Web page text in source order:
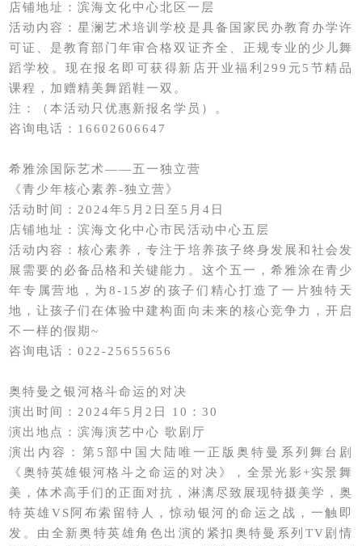
店铺地址：滨海文化中心北区一层
活动内容：星澜艺术培训学校是具备国家民办教育办学许
可证、是教育部门年审合格双证齐全、正规专业的少儿舞
蹈学校。现在报名即可获得新店开业福利299元5节精品
课程，加赠精美舞蹈鞋一双。
注：（本活动只优惠新报名学员）。
咨询电话：16602606647
希雅涂国际艺术——五一独立营
《青少年核心素养-独立营》
活动时间：2024年5月2日至5月4日
店铺地址：滨海文化中心市民活动中心五层
活动内容：核心素养，专注于培养孩子终身发展和社会发
展需要的必备品格和关键能力。这个五一，希雅涂在青少
年专属营地，为8-15岁的孩子们精心打造了一片独特天
地，让孩子们在体验中建构面向未来的核心竞争力，开启
不一样的假期~
咨询电话：022-25655656
奥特曼之银河格斗命运的对决
演出时间：2024年5月2日 10：30
演出地点：滨海演艺中心 歌剧厅
演出内容：第5部中国大陆唯一正版奥特曼系列舞台剧
《奥特英雄银河格斗之命运的对决》，全景光影+实景舞
美，体术高手们的正面对抗，淋漓尽致展现特摄美学，奥
特英雄VS阿布索留特人，惊动银河的命运之战，一触即
发。由全新奥特英雄角色出演的紧扣奥特曼系列TV剧情